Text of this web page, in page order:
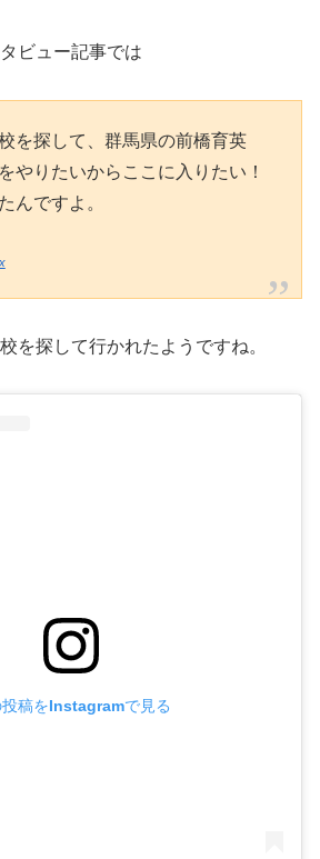
ビュー記事では
を探して、群馬県の前橋育英
やりたいからここに入りたい！
んですよ。
を探して行かれたようですね。
投稿をInstagramで見る